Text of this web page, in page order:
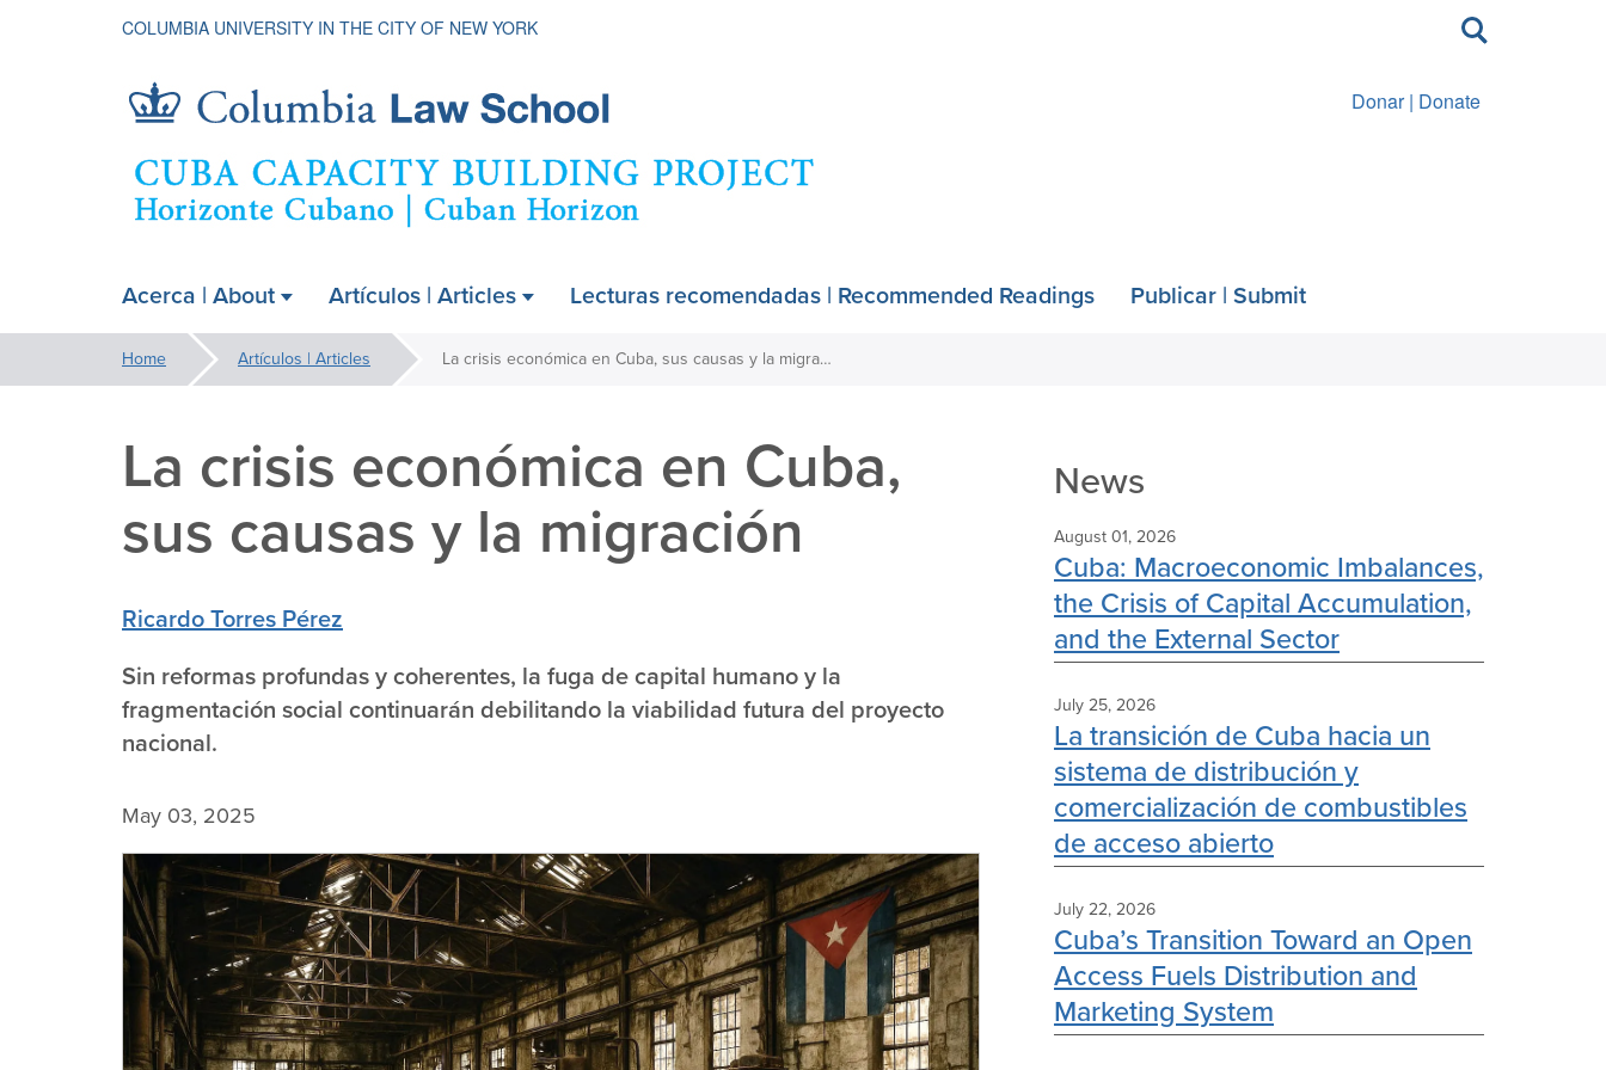
COLUMBIA UNIVERSITY IN THE CITY OF NEW YORK
Toggle
search
Donar | Donate
Cuba
Capacity
Building
Project
Acerca | About Artículos | Articles Lecturas recomendadas | Recommended Readings Publicar | Submit
You
are
here:
Home Artículos | Articles La crisis económica en Cuba, sus causas y la migración
La crisis económica en Cuba,
sus causas y la migración
Ricardo Torres Pérez
Sin reformas profundas y coherentes, la fuga de capital humano y la
fragmentación social continuarán debilitando la viabilidad futura del proyecto
nacional.
May 03, 2025
News
August 01, 2026
Cuba: Macroeconomic Imbalances,
the Crisis of Capital Accumulation,
and the External Sector
July 25, 2026
La transición de Cuba hacia un
sistema de distribución y
comercialización de combustibles
de acceso abierto
July 22, 2026
Cuba’s Transition Toward an Open
Access Fuels Distribution and
Marketing System